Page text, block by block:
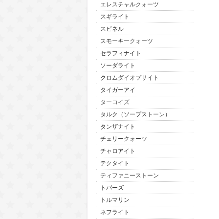
エレスチャルクォーツ
スギライト
スピネル
スモーキークォーツ
セラフィナイト
ソーダライト
クロムダイオプサイト
タイガーアイ
ターコイズ
タルク（ソープストーン）
タンザナイト
チェリークォーツ
チャロアイト
テクタイト
ティファニーストーン
トパーズ
トルマリン
ネフライト